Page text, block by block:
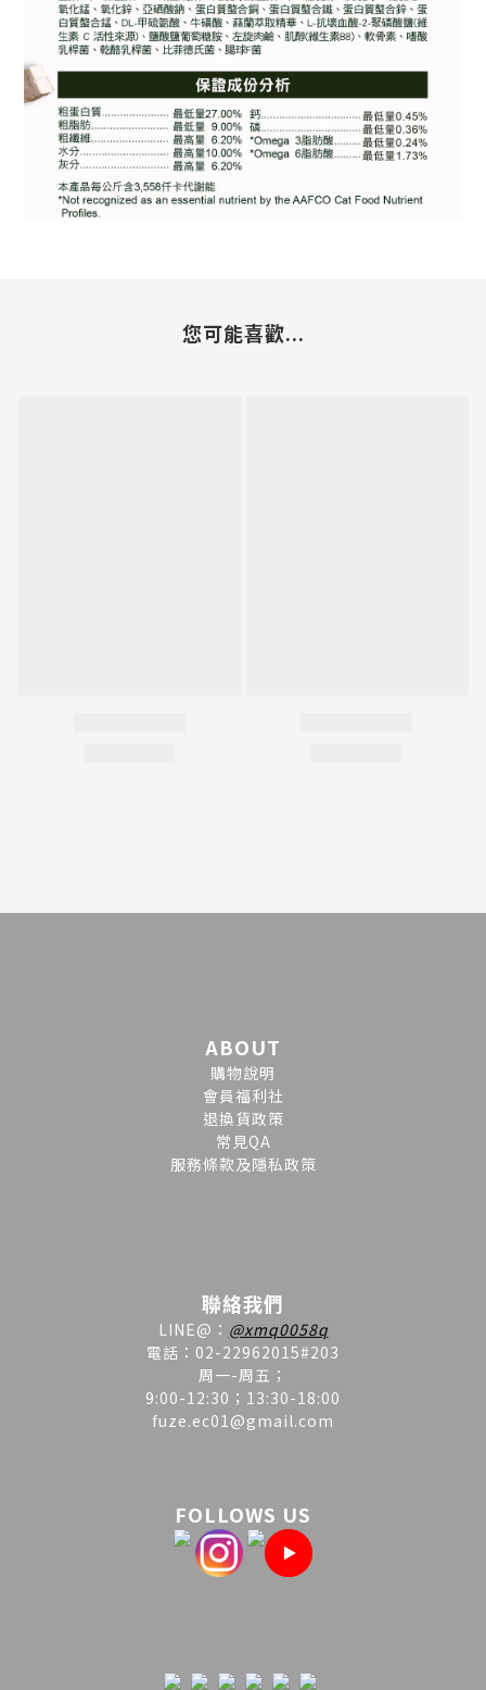
您可能喜歡...
ABOUT
購物說明
會員福利社
退換貨政策
常見QA
服務條款及隱私政策
聯絡我們
LINE@ ： @xmq0058q
電話：02-22962015#203
周一-周五；
9:00-12:30；13:30-18:00
fuze.ec01@gmail.com
FOLLOWS US